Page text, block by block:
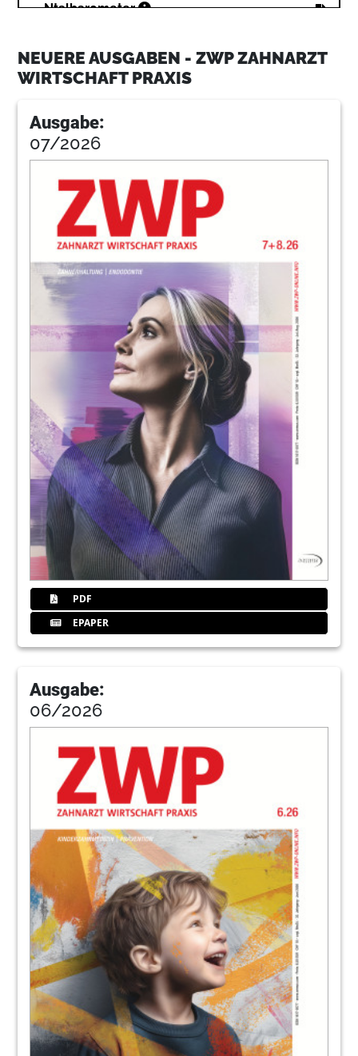
19Ntalbarometer
31Bottcherport
34Palti
Adressentipps
Impla
40News
44 Grosbolting
50Linden
54 Koch
Zamfactoring
Namianowski
64
News
77 Soderling
80Ii
83Datex
84Orofazialess
NEUERE AUSGABEN - ZWP ZAHNARZT
WIRTSCHAFT PRAXIS
Ausgabe:
07/2026
PDF
EPAPER
Ausgabe:
06/2026